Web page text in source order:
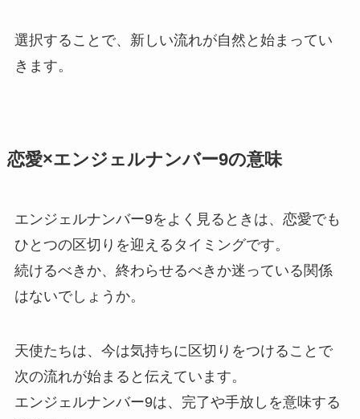
選択することで、新しい流れが自然と始まってい
きます。
恋愛×エンジェルナンバー9の意味
エンジェルナンバー9をよく見るときは、恋愛でも
ひとつの区切りを迎えるタイミングです。
続けるべきか、終わらせるべきか迷っている関係
はないでしょうか。
天使たちは、今は気持ちに区切りをつけることで
次の流れが始まると伝えています。
エンジェルナンバー9は、完了や手放しを意味する